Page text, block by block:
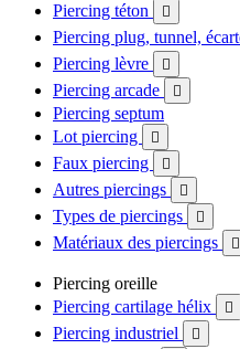
Piercing téton 
Piercing plug, tunnel,
Piercing lèvre 
Piercing arcade 
Piercing septum
Lot piercing

Faux piercing 
Autres piercings 
Types de piercings 
Matériaux des piercings 
Piercing oreille
Piercing cartilage hélix

Piercing industriel 